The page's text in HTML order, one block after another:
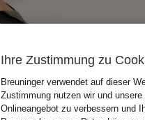
Ihre Zustimmung zu
Breuninger verwendet auf dieser
Zustimmung nutzen wir und
Onlineangebot zu verbessern und